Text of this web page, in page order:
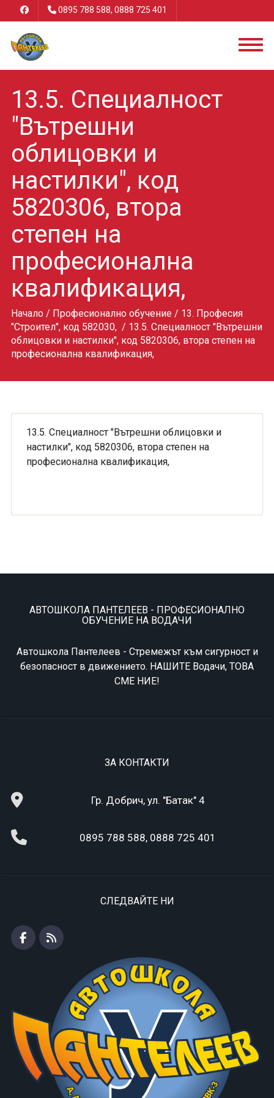
0895 788 588, 0888 725 401
13.5. Специалност
"Вътрешни
облицовки и
настилки", код
5820306, втора
степен на
професионална
квалификация,
Начало/ Професионално обучение/ 13. Професия
"Строител", код 582030, / 13.5. Специалност "Вътрешни
облицовки и настилки", код 5820306, втора степен на
професионална квалификация,
13.5. Специалност "Вътрешни облицовки и
настилки", код 5820306, втора степен на
професионална квалификация,
АВТОШКОЛА ПАНТЕЛЕЕВ - ПРОФЕСИОНАЛНО
ОБУЧЕНИЕ НА ВОДАЧИ
Автошкола Пантелеев - Стремeжът към сигурност и
безопасност в движението. НАШИТЕ Водачи, ТОВА
СМЕ НИЕ!
ЗА КОНТАКТИ
Гр. Добрич, ул. "Батак" 4
0895 788 588, 0888 725 401
СЛЕДВАЙТЕ НИ